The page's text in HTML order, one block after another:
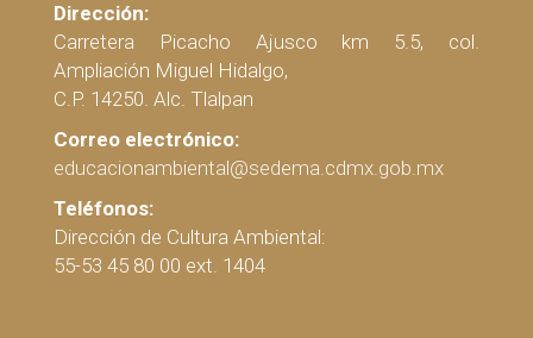
Dirección:
Carretera Picacho Ajusco km 5.5, col.
Ampliación Miguel Hidalgo,
C.P. 14250. Alc. Tlalpan
Correo electrónico:
educacionambiental@sedema.cdmx.gob.mx
Teléfonos:
Dirección de Cultura Ambiental:
55-53 45 80 00 ext. 1404